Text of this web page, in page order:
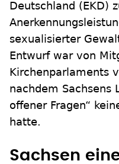
Deutschland (EKD)
sexualisierter
Entwurf war von
Kirchenparlaments
nachdem Sachsens
offener Fragen“
hatte.
Sachsen